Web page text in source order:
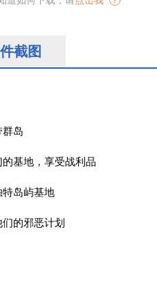
截图
岛
基地，享受战利品
岛屿基地
的邪恶计划